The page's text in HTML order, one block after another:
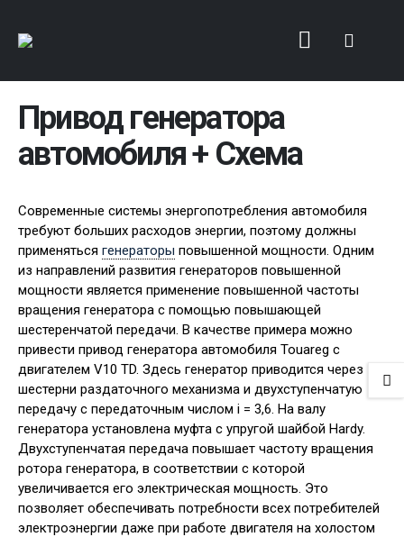
Привод генератора
автомобиля + Схема
Современные системы энергопотребления автомобиля
требуют больших расходов энергии, поэтому должны
применяться генераторы повышенной мощности. Одним
из направлений развития генераторов повышенной
мощности является применение повышенной частоты
вращения генератора с помощью повышающей
шестеренчатой передачи. В качестве примера можно
привести привод генератора автомобиля Touareg с
двигателем V10 TD. Здесь генератор приводится через
шестерни раздаточного механизма и двухступенчатую
передачу с передаточным числом i = 3,6. На валу
генератора установлена муфта с упругой шайбой Hardy.
Двухступенчатая передача повышает частоту вращения
ротора генератора, в соответствии с которой
увеличивается его электрическая мощность. Это
позволяет обеспечивать потребности всех потребителей
электроэнергии даже при работе двигателя на холостом